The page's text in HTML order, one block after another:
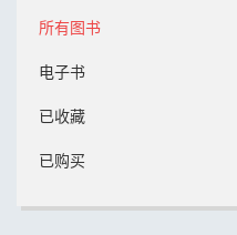
所有图书
电子书
已收藏
已购买